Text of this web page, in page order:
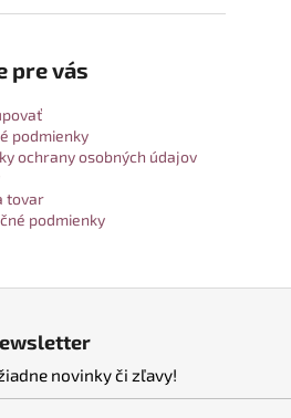
pre vás
podmienky
ochrany osobných údajov
tovar
podmienky
novinky či zľavy!